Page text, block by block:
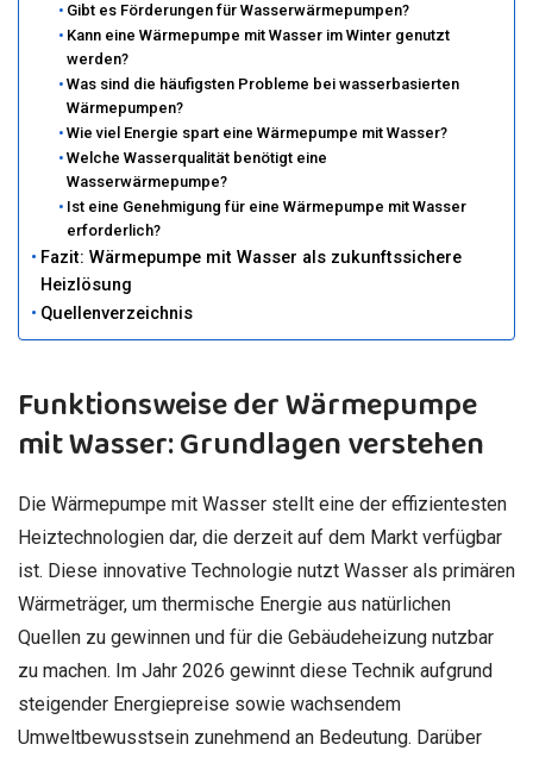
Gibt es Förderungen für Wasserwärmepumpen?
Kann eine Wärmepumpe mit Wasser im Winter genutzt
werden?
Was sind die häufigsten Probleme bei wasserbasierten
Wärmepumpen?
Wie viel Energie spart eine Wärmepumpe mit Wasser?
Welche Wasserqualität benötigt eine
Wasserwärmepumpe?
Ist eine Genehmigung für eine Wärmepumpe mit Wasser
erforderlich?
Fazit: Wärmepumpe mit Wasser als zukunftssichere
Heizlösung
Quellenverzeichnis
Funktionsweise der Wärmepumpe
mit Wasser: Grundlagen verstehen
Die Wärmepumpe mit Wasser stellt eine der effizientesten
Heiztechnologien dar, die derzeit auf dem Markt verfügbar
ist. Diese innovative Technologie nutzt Wasser als primären
Wärmeträger, um thermische Energie aus natürlichen
Quellen zu gewinnen und für die Gebäudeheizung nutzbar
zu machen. Im Jahr 2026 gewinnt diese Technik aufgrund
steigender Energiepreise sowie wachsendem
Umweltbewusstsein zunehmend an Bedeutung. Darüber